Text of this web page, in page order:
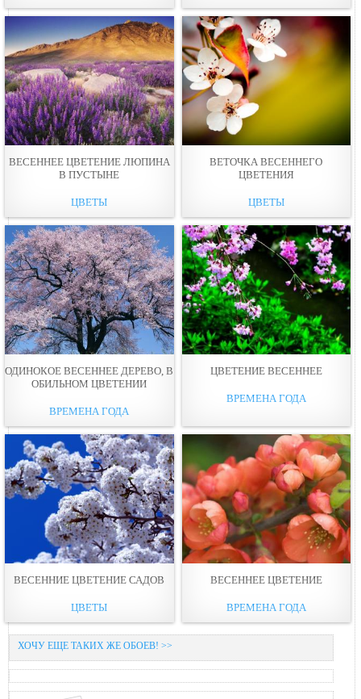
ВЕСЕННЕЕ ЦВЕТЕНИЕ ЛЮПИНА
В ПУСТЫНЕ
ЦВЕТЫ
ВЕТОЧКА ВЕСЕННЕГО
ЦВЕТЕНИЯ
ЦВЕТЫ
ОДИНОКОЕ ВЕСЕННЕЕ ДЕРЕВО, В
ОБИЛЬНОМ ЦВЕТЕНИИ
ВРЕМЕНА ГОДА
ЦВЕТЕНИЕ ВЕСЕННЕЕ
ВРЕМЕНА ГОДА
ВЕСЕННИЕ ЦВЕТЕНИЕ САДОВ
ЦВЕТЫ
ВЕСЕННЕЕ ЦВЕТЕНИЕ
ВРЕМЕНА ГОДА
ХОЧУ ЕЩЕ ТАКИХ ЖЕ ОБОЕВ! >>